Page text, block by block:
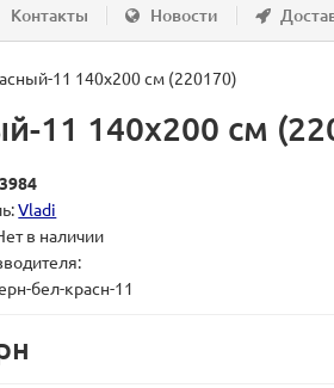
Контакты Новости
11 140х200 см (220170)
11 140х200 см
Vladi
в наличии
бел-красн-11